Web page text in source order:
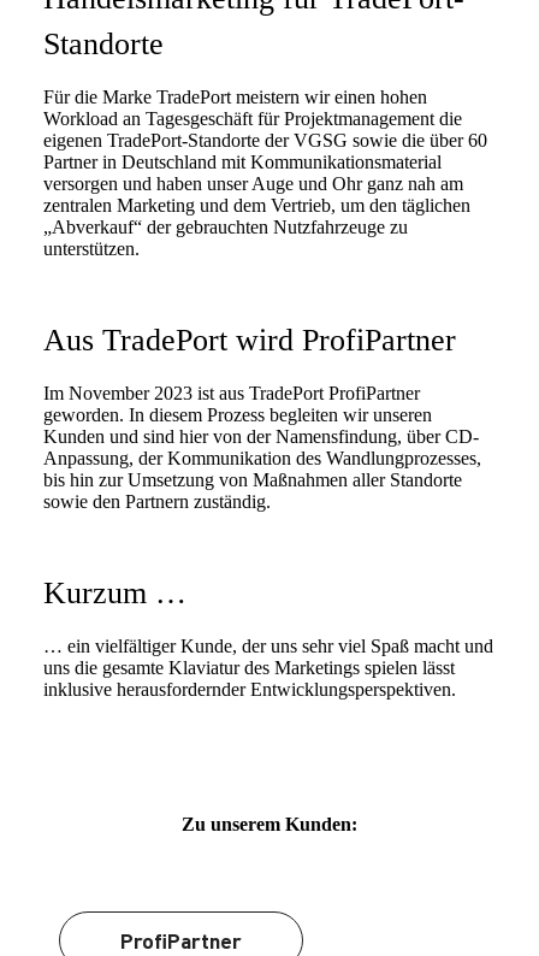
Standorte
Für die Marke TradePort meistern wir einen hohen
Workload an Tagesgeschäft für Projektmanagement die
eigenen TradePort-Standorte der VGSG sowie die über 60
Partner in Deutschland mit Kommunikationsmaterial
versorgen und haben unser Auge und Ohr ganz nah am
zentralen Marketing und dem Vertrieb, um den täglichen
„Abverkauf“ der gebrauchten Nutzfahrzeuge zu
unterstützen.
Aus TradePort wird ProfiPartner
Im November 2023 ist aus TradePort ProfiPartner
geworden. In diesem Prozess begleiten wir unseren
Kunden und sind hier von der Namensfindung, über CD-
Anpassung, der Kommunikation des Wandlungprozesses,
bis hin zur Umsetzung von Maßnahmen aller Standorte
sowie den Partnern zuständig.
Kurzum …
… ein vielfältiger Kunde, der uns sehr viel Spaß macht und
uns die gesamte Klaviatur des Marketings spielen lässt
inklusive herausfordernder Entwicklungsperspektiven.
Zu unserem Kunden:
ProfiPartner